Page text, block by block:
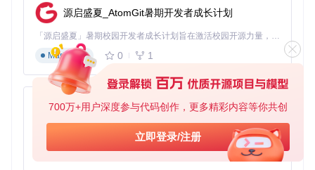
700万+用户深度参与代码创作，更多精彩内容等你共创
立即登录/注册
编辑实例设置
切换到"设置"选项卡
在"Java参数"部分调整内存分配：
根据系统内存大小调整数值（推荐4-8GB）
和系统资源占用，相关实现见launcher/minecraft/launc
h/MinecraftTarget.cpp。
源启盛夏_AtomGit暑期开发者成长计划
「源启盛夏」暑期校园开发者成长计划旨在激活校园开源力量，通过积分激励、认证扶持、资源倾斜等形式，引导高校组织和开发者完成「入驻 — 建项目 — 做贡献 — 获认证 — 得资源」的完整闭环。无论你是想带领社团入驻平台的组织者，还是希望用代码贡献证明自己的开发者，都能在这里找到属于你的成长路径。
Markdown
0 1
py-xiaozhi
基于Python的Xiaozhi AI，适用于想要完整Xiaozhi体验而无需拥有专用硬件的用户。
Python
0 1